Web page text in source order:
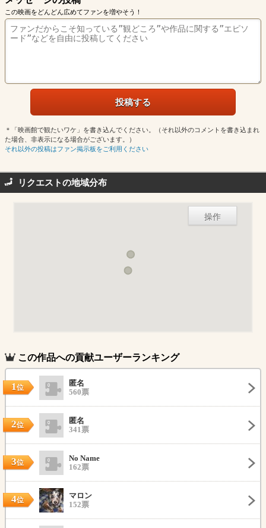
この映画をどんどん広めてファンを増やそう！
＊「映画館で観たいワケ」を書き込んでください。（それ以外のコメントを書き込まれ
た場合、非表示になる場合がございます。）
それ以外の投稿はファン掲示板をご利用ください
リクエストの地域分布
操作
この作品への貢献ユーザーランキング
1位
匿名
560票
2位
匿名
341票
3位
No Name
162票
4位
マロン
152票